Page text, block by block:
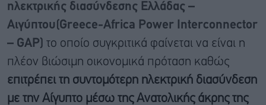
ηλεκτρικής διασύνδεσης Ελλάδας –
Αιγύπτου(Greece-Africa Power Interconnector
– GAP)
το οποίο συγκριτικά φαίνεται να είναι η
πλέον βιώσιμη οικονομικά πρόταση καθώς
επιτρέπει τη συντομότερη ηλεκτρική διασύνδεση
με την Αίγυπτο μέσω της Ανατολικής άκρης της